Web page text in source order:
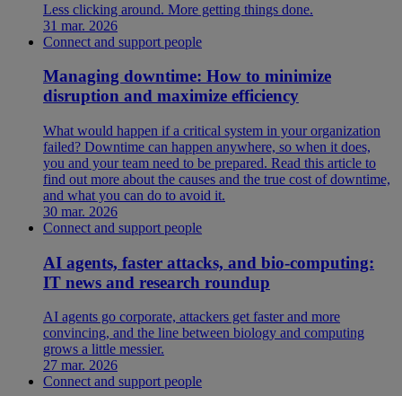
Less clicking around. More getting things done.
31 mar. 2026
Connect and support people
Managing downtime: How to minimize
disruption and maximize efficiency
What would happen if a critical system in your organization
failed? Downtime can happen anywhere, so when it does,
you and your team need to be prepared. Read this article to
find out more about the causes and the true cost of downtime,
and what you can do to avoid it.
30 mar. 2026
Connect and support people
AI agents, faster attacks, and bio-computing:
IT news and research roundup
AI agents go corporate, attackers get faster and more
convincing, and the line between biology and computing
grows a little messier.
27 mar. 2026
Connect and support people